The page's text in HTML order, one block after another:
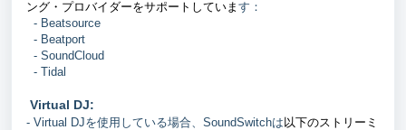
ング・プロバイダーをサポートしていま す：
- Beatsource
- Beatport
- SoundCloud
- Tidal
Virtual DJ:
- Virtual DJを使用している場合、SoundSwitchは以下のストリーミ